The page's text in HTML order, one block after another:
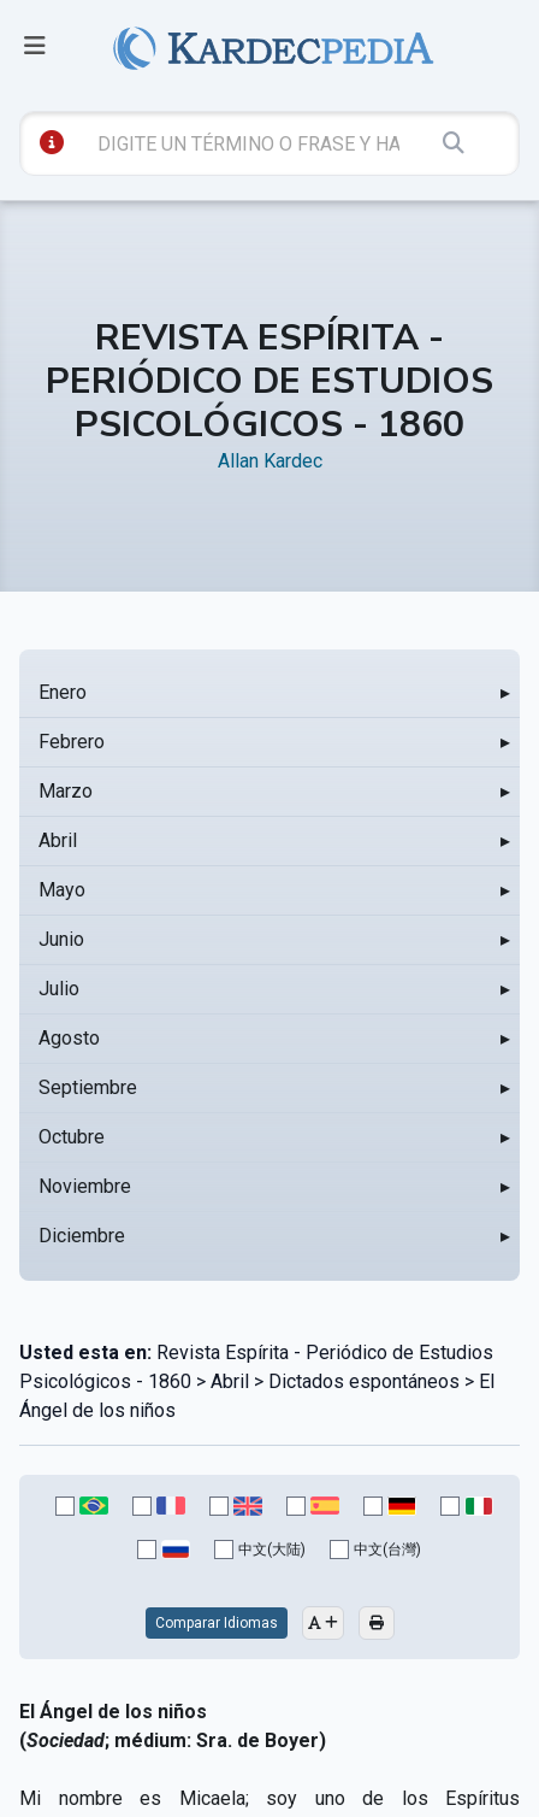
REVISTA ESPÍRITA -
PERIÓDICO DE ESTUDIOS
PSICOLÓGICOS - 1860
Allan Kardec
Enero ▸
Febrero ▸
Marzo ▸
Abril ▸
Mayo ▸
Junio ▸
Julio ▸
Agosto ▸
Septiembre ▸
Octubre ▸
Noviembre ▸
Diciembre ▸
Usted esta en: Revista Espírita - Periódico de Estudios
Psicológicos - 1860 > Abril > Dictados espontáneos > El
Ángel de los niños
中文(大陆) 中文(台灣)
Comparar Idiomas
El Ángel de los niños
(Sociedad; médium: Sra. de Boyer)
Mi nombre es Micaela; soy uno de los Espíritus